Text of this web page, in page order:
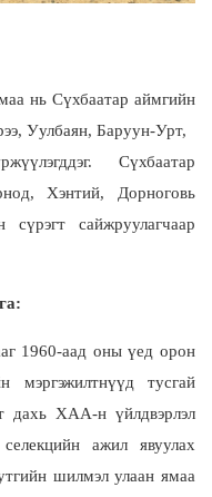
нь Сүхбаатар аймгийн
Уулбаян, Баруун-Урт,
Сүхбаатар
Хэнтий, Дорноговь
сайжруулагчаар
аад оны үед орон
мэргэжилтнүүд тусгай
дахь ХАА-н үйлдвэрлэл
ажил явуулах
шилмэл улаан ямаа